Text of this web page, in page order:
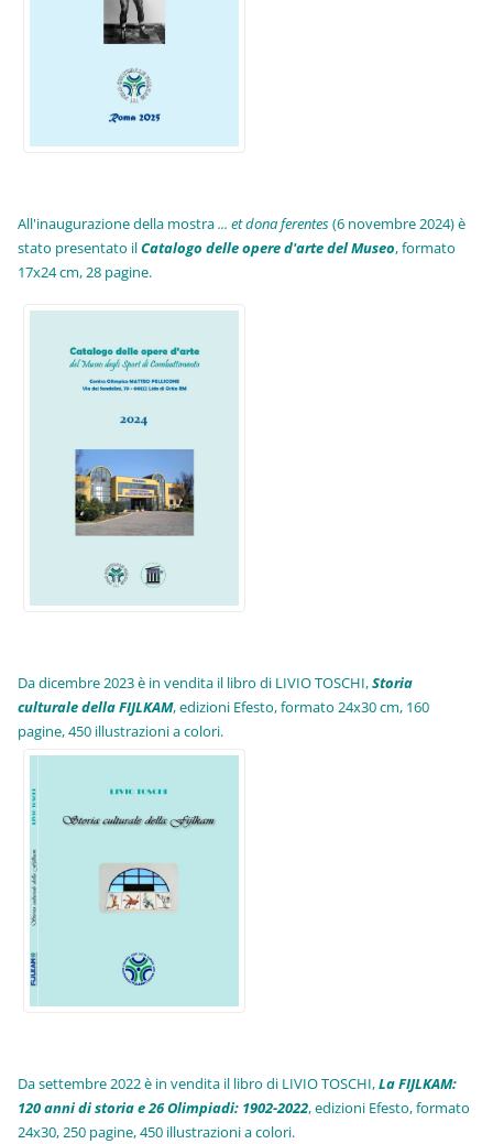
All'inaugurazione della mostra... et dona ferentes(6 novembre 2024) è
stato presentato ilCatalogo delle opere d'arte del Museo, formato
17x24 cm, 28 pagine.
Da dicembre 2023 è in vendita il libro di LIVIO TOSCHI,Storia
culturale della FIJLKAM, edizioni Efesto, formato 24x30 cm, 160
pagine, 450 illustrazioni a colori.
Da settembre 2022 è in vendita il libro di LIVIO TOSCHI,La FIJLKAM:
120 anni di storia e 26 Olimpiadi: 1902-2022, edizioni Efesto, formato
24x30, 250 pagine, 450 illustrazioni a colori.